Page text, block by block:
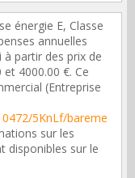
énergie E, Classe
annuelles
partir des prix de
4000.00 €. Ce
(Entreprise
5KnLf/bareme
sur les
disponibles sur le